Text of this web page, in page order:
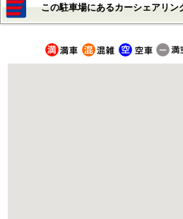
この駐車場にあるカーシェアリン